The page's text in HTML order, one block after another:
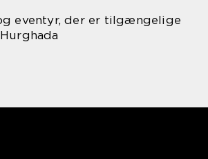
eventyr, der er tilgængelige